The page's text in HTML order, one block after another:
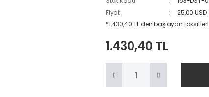
Fiyat
25,00 USD
*1.430,40 TL den başlayan
1.430,40 TL